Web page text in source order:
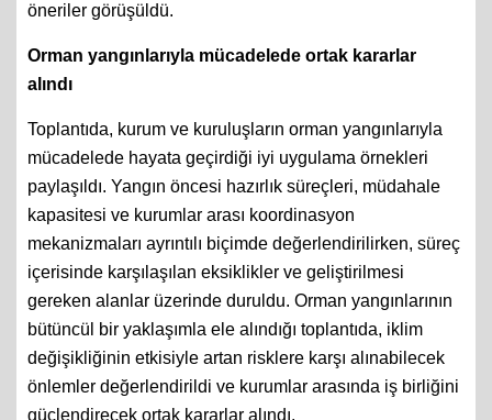
öneriler görüşüldü.
Orman yangınlarıyla mücadelede ortak kararlar
alındı
Toplantıda, kurum ve kuruluşların orman yangınlarıyla
mücadelede hayata geçirdiği iyi uygulama örnekleri
paylaşıldı. Yangın öncesi hazırlık süreçleri, müdahale
kapasitesi ve kurumlar arası koordinasyon
mekanizmaları ayrıntılı biçimde değerlendirilirken, süreç
içerisinde karşılaşılan eksiklikler ve geliştirilmesi
gereken alanlar üzerinde duruldu. Orman yangınlarının
bütüncül bir yaklaşımla ele alındığı toplantıda, iklim
değişikliğinin etkisiyle artan risklere karşı alınabilecek
önlemler değerlendirildi ve kurumlar arasında iş birliğini
güçlendirecek ortak kararlar alındı.